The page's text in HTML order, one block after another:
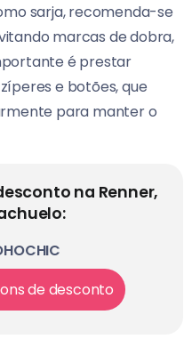
sarja, recomenda-se
marcas de dobra,
é prestar
e botões, que
para manter o
na Renner,
de desconto